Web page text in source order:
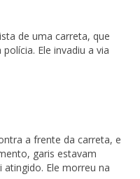
de uma carreta, que
Ele invadiu a via
a frente da carreta, e
garis estavam
Ele morreu na